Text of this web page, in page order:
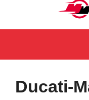
contenuto
Ducati-